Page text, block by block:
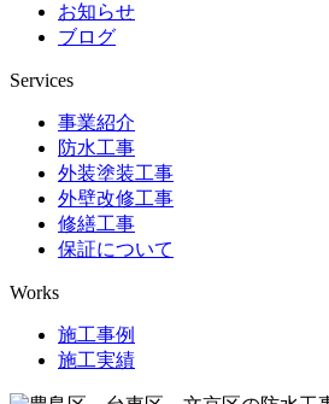
お知らせ
ブログ
Services
事業紹介
防水工事
外装塗装工事
外壁改修工事
修繕工事
保証について
Works
施工事例
施工実績